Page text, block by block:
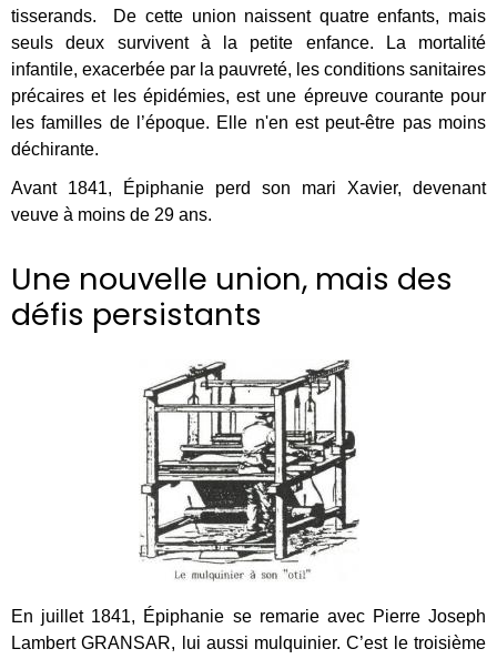
tisserands. De cette union naissent quatre enfants, mais
seuls deux survivent à la petite enfance. La mortalité
infantile, exacerbée par la pauvreté, les conditions sanitaires
précaires et les épidémies, est une épreuve courante pour
les familles de l’époque. Elle n'en est peut-être pas moins
déchirante.
Avant 1841, Épiphanie perd son mari Xavier, devenant
veuve à moins de 29 ans.
Une nouvelle union, mais des
défis persistants
En juillet 1841, Épiphanie se remarie avec Pierre Joseph
Lambert GRANSAR, lui aussi mulquinier. C’est le troisième